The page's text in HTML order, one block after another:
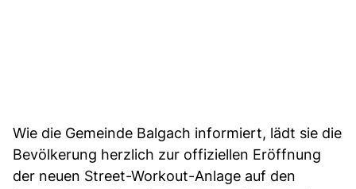
Wie die Gemeinde Balgach informiert, lädt sie die
Bevölkerung herzlich zur offiziellen Eröffnung
der neuen Street-Workout-Anlage auf den